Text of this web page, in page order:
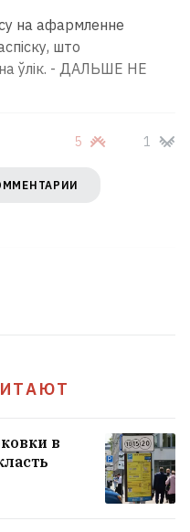
на афармленне
што
ўлік. - ДАЛЬШЕ НЕ
5 1
денюжки
в